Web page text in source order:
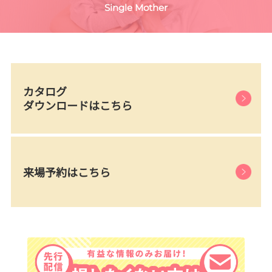
Single Mother
カタログ
ダウンロードはこちら
来場予約はこちら